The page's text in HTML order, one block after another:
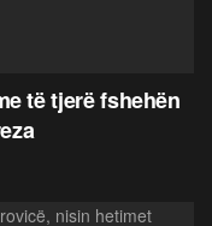
të tjerë fshehën